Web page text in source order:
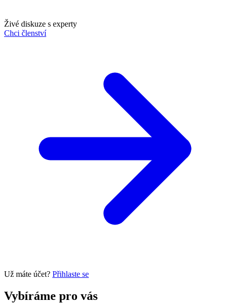
Živé diskuze s experty
Chci členství
Už máte účet? Přihlaste se
Vybíráme pro vás